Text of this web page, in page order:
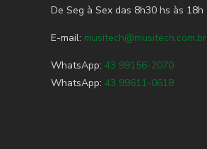
De Seg à Sex das 8h30 hs às 18h
E-mail: musitech@musitech.com.br
WhatsApp: 43 99156-2070
WhatsApp: 43 99611-0618